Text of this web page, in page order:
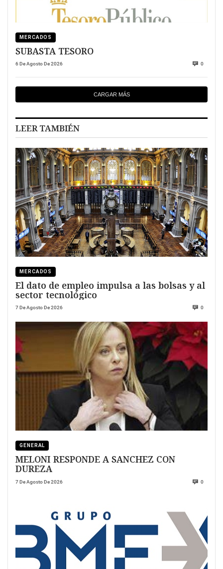
MERCADOS
SUBASTA TESORO
6 De Agosto De 2026 0
CARGAR MÁS
LEER TAMBIÉN
MERCADOS
El dato de empleo impulsa a las bolsas y al
sector tecnológico
7 De Agosto De 2026 0
GENERAL
MELONI RESPONDE A SANCHEZ CON
DUREZA
7 De Agosto De 2026 0